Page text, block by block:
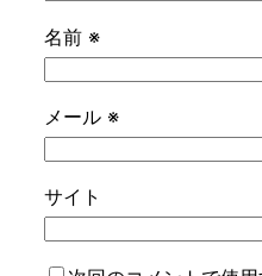
名前 ※
メール ※
サイト